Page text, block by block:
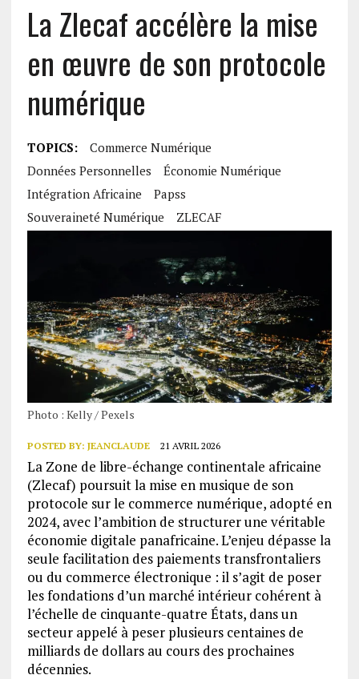
La Zlecaf accélère la mise
en œuvre de son protocole
numérique
TOPICS:
Commerce Numérique
Données Personnelles
Économie Numérique
Intégration Africaine
Papss
Souveraineté Numérique
ZLECAF
Photo : Kelly / Pexels
POSTED BY: JEANCLAUDE 21 AVRIL 2026
La Zone de libre-échange continentale africaine
(Zlecaf) poursuit la mise en musique de son
protocole sur le commerce numérique, adopté en
2024, avec l’ambition de structurer une véritable
économie digitale panafricaine. L’enjeu dépasse la
seule facilitation des paiements transfrontaliers
ou du commerce électronique : il s’agit de poser
les fondations d’un marché intérieur cohérent à
l’échelle de cinquante-quatre États, dans un
secteur appelé à peser plusieurs centaines de
milliards de dollars au cours des prochaines
décennies.